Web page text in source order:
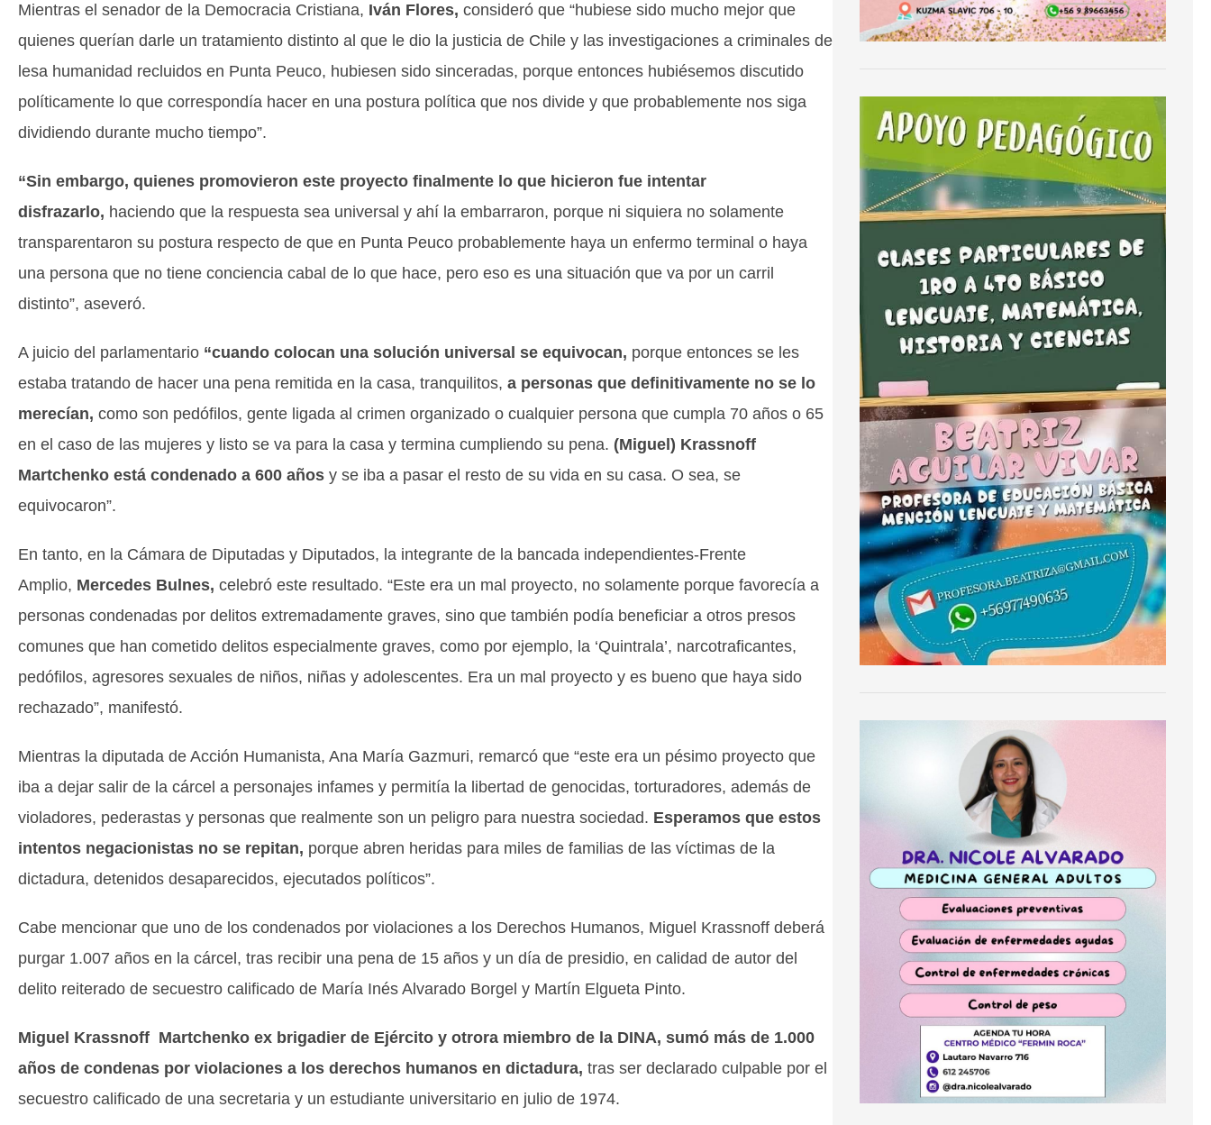
Mientras el senador de la Democracia Cristiana, Iván Flores, consideró que “hubiese sido mucho mejor que
quienes querían darle un tratamiento distinto al que le dio la justicia de Chile y las investigaciones a criminales de
lesa humanidad recluidos en Punta Peuco, hubiesen sido sinceradas, porque entonces hubiésemos discutido
políticamente lo que correspondía hacer en una postura política que nos divide y que probablemente nos siga
dividiendo durante mucho tiempo”.
“Sin embargo, quienes promovieron este proyecto finalmente lo que hicieron fue intentar
disfrazarlo, haciendo que la respuesta sea universal y ahí la embarraron, porque ni siquiera no solamente
transparentaron su postura respecto de que en Punta Peuco probablemente haya un enfermo terminal o haya
una persona que no tiene conciencia cabal de lo que hace, pero eso es una situación que va por un carril
distinto”, aseveró.
A juicio del parlamentario “cuando colocan una solución universal se equivocan, porque entonces se les
estaba tratando de hacer una pena remitida en la casa, tranquilitos, a personas que definitivamente no se lo
merecían, como son pedófilos, gente ligada al crimen organizado o cualquier persona que cumpla 70 años o 65
en el caso de las mujeres y listo se va para la casa y termina cumpliendo su pena. (Miguel) Krassnoff
Martchenko está condenado a 600 años y se iba a pasar el resto de su vida en su casa. O sea, se
equivocaron”.
En tanto, en la Cámara de Diputadas y Diputados, la integrante de la bancada independientes-Frente
Amplio, Mercedes Bulnes, celebró este resultado. “Este era un mal proyecto, no solamente porque favorecía a
personas condenadas por delitos extremadamente graves, sino que también podía beneficiar a otros presos
comunes que han cometido delitos especialmente graves, como por ejemplo, la ‘Quintrala’, narcotraficantes,
pedófilos, agresores sexuales de niños, niñas y adolescentes. Era un mal proyecto y es bueno que haya sido
rechazado”, manifestó.
Mientras la diputada de Acción Humanista, Ana María Gazmuri, remarcó que “este era un pésimo proyecto que
iba a dejar salir de la cárcel a personajes infames y permitía la libertad de genocidas, torturadores, además de
violadores, pederastas y personas que realmente son un peligro para nuestra sociedad. Esperamos que estos
intentos negacionistas no se repitan, porque abren heridas para miles de familias de las víctimas de la
dictadura, detenidos desaparecidos, ejecutados políticos”.
Cabe mencionar que uno de los condenados por violaciones a los Derechos Humanos, Miguel Krassnoff deberá
purgar 1.007 años en la cárcel, tras recibir una pena de 15 años y un día de presidio, en calidad de autor del
delito reiterado de secuestro calificado de María Inés Alvarado Borgel y Martín Elgueta Pinto.
Miguel Krassnoff Martchenko​ ex brigadier de Ejército y otrora miembro de la DINA, sumó más de 1.000
años de condenas por violaciones a los derechos humanos en dictadura, tras ser declarado culpable por el
secuestro calificado de una secretaria y un estudiante universitario en julio de 1974.